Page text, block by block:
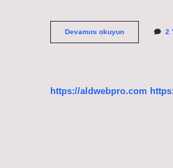
Devamını okuyunDoğumdan
Sonra
Zaman
2
https://aldwebpro.com